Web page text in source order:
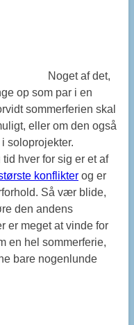
Noget af det,
op som par i en
sommerferien skal
eller om den også
soloprojekter.
hver for sig er et af
konflikter og er
Så vær blide,
den andens
er meget at vinde for
en hel sommerferie,
bare nogenlunde